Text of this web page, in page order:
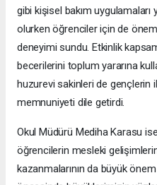
gibi kişisel bakım uygulamaları
olurken öğrenciler için de
deneyimi sundu. Etkinlik
becerilerini toplum yararına
huzurevi sakinleri de gençlerin
memnuniyeti dile getirdi.
Okul Müdürü Mediha Karasu ise
öğrencilerin mesleki
kazanmalarının da büyük önem